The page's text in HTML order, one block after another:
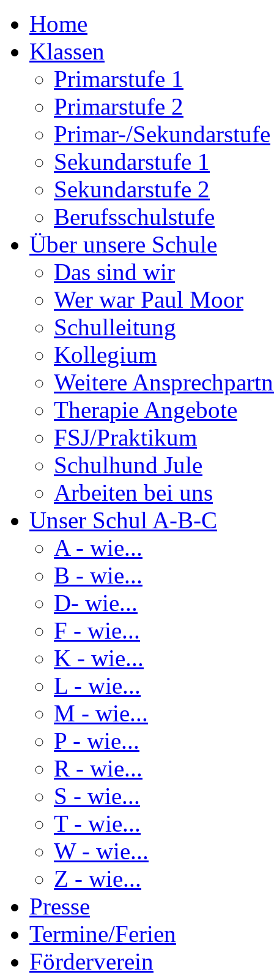
Home
Klassen
Primarstufe 1
Primarstufe 2
Primar-/Sekundarstufe
Sekundarstufe 1
Sekundarstufe 2
Berufsschulstufe
Über unsere Schule
Das sind wir
Wer war Paul Moor
Schulleitung
Kollegium
Weitere
Therapie Angebote
FSJ/Praktikum
Schulhund Jule
Arbeiten bei uns
Unser Schul A-B-C
A - wie...
B - wie...
D- wie...
F - wie...
K - wie...
L - wie...
M - wie...
P - wie...
R - wie...
S - wie...
T - wie...
W - wie...
Z - wie...
Presse
Termine/Ferien
Förderverein